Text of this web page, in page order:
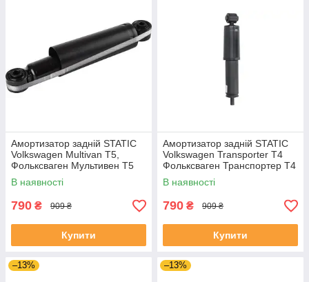
Амортизатор задній STATIC
Volkswagen Multivan T5,
Фольксваген Мультивен Т5
#88-0136 UACKUGH4
В наявності
790 ₴ 909 ₴
Купити
Амортизатор задній STATIC
Volkswagen Transporter T4
Фольксваген Транспортер Т4
#88-0104 UARVFZS4
В наявності
790 ₴ 909 ₴
Купити
–13% –13%